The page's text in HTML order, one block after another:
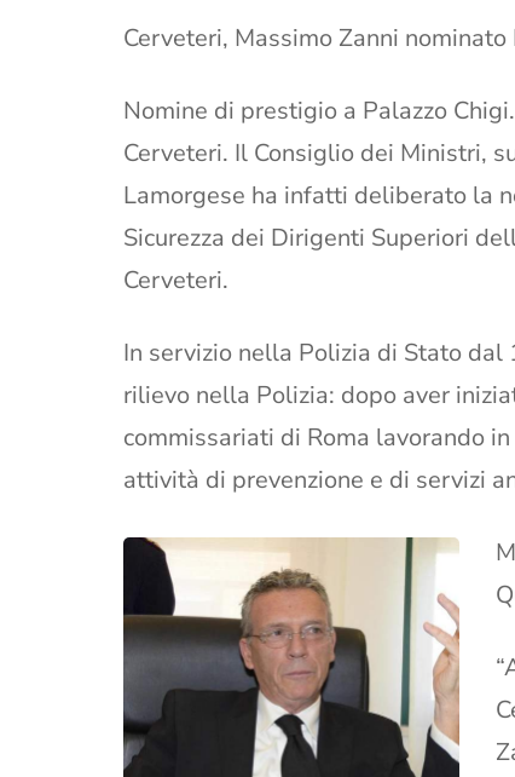
Cerveteri, Massimo Zanni
Nomine di prestigio a Palazzo
Cerveteri. Il Consiglio dei Ministri,
Lamorgese ha infatti deliberato la
Sicurezza dei Dirigenti Superiori
Cerveteri.
In servizio nella Polizia di Stato
rilievo nella Polizia: dopo aver
commissariati di Roma lavorando
attività di prevenzione e di servizi